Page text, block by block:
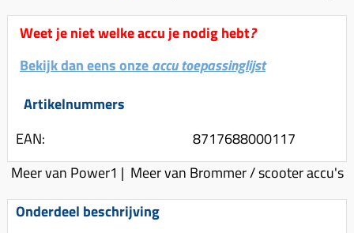
Pakking (sets)
Vlotterbak pakking
Sproeiers
Spruitstuk (delen)
Uitlaten compleet
Schokbrekers
Spiegels
Stuurschakelaar
Stuur (delen)
Remblokken
Rem (delen)
Remgrepen en remhendels
Remhevels
Scooterhoezen
Crossbril
Stickers
Stuurslot
Regenkleding
Vespa accessoires
Weet je niet welke accu je nodig hebt?
Bekijk dan eens onzeaccu toepassinglijst
Artikelnummers
EAN:
8717688000117
Meer van Power1 | Meer van Brommer / scooter accu's
Onderdeel beschrijving